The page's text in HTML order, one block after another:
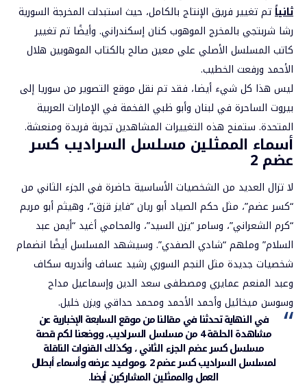
ثانياًتم تغيير فريق الإنتاج بالكامل، حيث استبدلت المخرجة السورية
رشا شربتجي بالمخرج الموهوب كنان إسكندراني. وأيضًا تم تغيير
كاتب المسلسل الأصلي علي معين صالح بالكتاب الموهوبين هلال
الأحمد ورفعت الخطيب.
ليس هذا كل شيء أيضا، فقد تم نقل موقع التصوير من سوريا إلى
بيروت الساحرة في لبنان وأبو ظبي الفخمة في الإمارات العربية
المتحدة. ستمنح هذه التغييرات المشاهدين تجربة فريدة ومنعشة.
أسماء الممثلين مسلسل السراديب كسر
عضم 2
لا تزال العديد من الشخصيات الأساسية حاضرة في الجزء الثاني من
“كسر عضم”، مثل حكم الصياد أبو ريان “فايز قزق”، وهيثم أبو مريم
“كرم الشعراني”، وسامر “يزن السيد”، والمحامي أغيد “أيمن عبد
السلام” وملهم “شادي الصفدي”. وسيشهد المسلسل أيضًا انضمام
شخصيات جديدة مثل النجم السوري رشيد عساف وأندريه سكاف
وعبد المنعم عمايري ومصطفى سعد الدين وإسماعيل مداح
وسوسن ميخائيل وأحمد الأحمد ومحمد حداقي ويزن خليل.
في النهاية تحدثنا في مقالنا منموقع السابعة الإخباريةعن
مشاهدة الحلقة 4 من مسلسل السراديب، ووضعنا لكم قصة
مسلسل كسر عضم الجزء الثاني ، وكذلك القنوات الناقلة
لمسلسل السراديب كسر عضم 2 ،ومواعيد عرضه وأسماء أبطال
العمل والممثلين المشاركين أيضا.